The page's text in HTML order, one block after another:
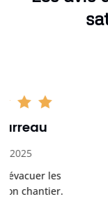
Location
tout